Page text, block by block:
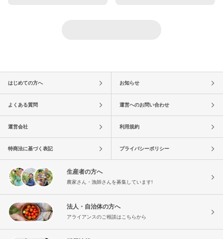
はじめての方へ お知らせ
よくある質問 運営へのお問い合わせ
運営会社 利用規約
特商法に基づく表記 プライバシーポリシー
生産者の方へ
農家さん・漁師さんを募集しています!
法人・自治体の方へ
アライアンスのご相談はこちらから